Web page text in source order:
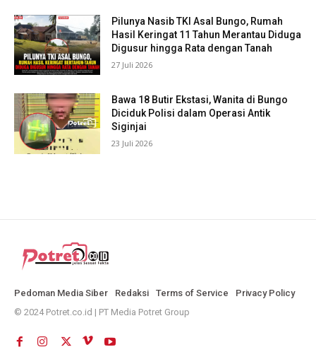
Pilunya Nasib TKI Asal Bungo, Rumah
Hasil Keringat 11 Tahun Merantau Diduga
Digusur hingga Rata dengan Tanah
27 Juli 2026
Bawa 18 Butir Ekstasi, Wanita di Bungo
Diciduk Polisi dalam Operasi Antik
Siginjai
23 Juli 2026
Pedoman Media Siber Redaksi Terms of Service
Privacy Policy
© 2024 Potret.co.id | PT Media Potret Group